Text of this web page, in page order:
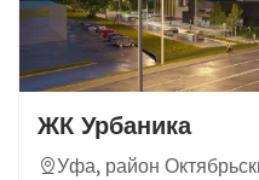
ЖК Урбаника
Уфа, район